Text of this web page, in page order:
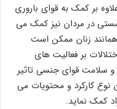
بر کمک به قوای باروری
در مردان نیز کمک می
زنان ممکن است
بر فعالیت های
و سلامت قوای جنسی تاثیر
کارکرد و محتویات می
کمک نماید.